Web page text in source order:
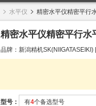
水平仪 精密水平仪精密平行
精密水平仪精密平行水
品牌：新潟精机SK(NIIGATASEIKI)
型号： 有4个备选型号